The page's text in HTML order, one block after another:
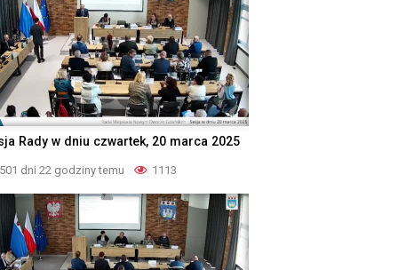
Rady w dniu czwartek, 20 marca 2025
501 dni 22 godziny temu 1113